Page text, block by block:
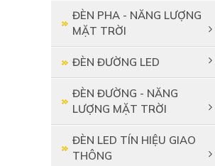
ĐÈN PHA - NĂNG LƯỢNG
MẶT TRỜI
ĐÈN ĐƯỜNG LED
ĐÈN ĐƯỜNG - NĂNG
LƯỢNG MẶT TRỜI
ĐÈN LED TÍN HIỆU GIAO
THÔNG